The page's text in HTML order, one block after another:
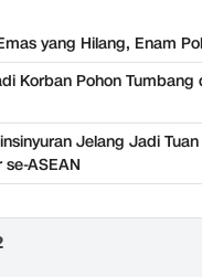
yang Hilang, Enam
Korban Pohon Tumbang
Jelang Jadi
se-ASEAN